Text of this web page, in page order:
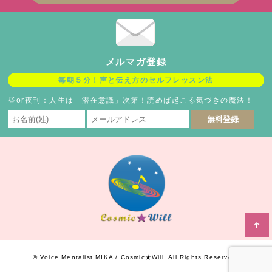
メルマガ登録
毎朝５分！声と伝え方のセルフレッスン法
昼or夜刊：人生は「潜在意識」次第！読めば起こる氣づきの魔法！
© Voice Mentalist MIKA / Cosmic★Will. All Rights Reserved.